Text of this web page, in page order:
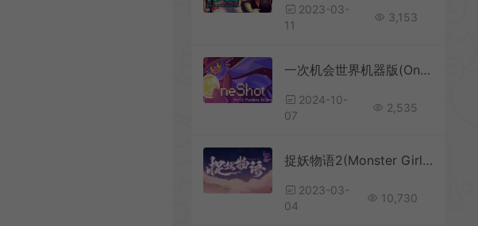
2023-03-
11
3,153
一次机会世界机器版(OneShot: World Machine Edition)简中|PC|AVG|超现实主义迷宫冒险游戏
2024-10-
07
2,535
捉妖物语2(Monster Girl2)简中|PC|AVG|互动找不同解谜游戏
2023-03-
04
10,730